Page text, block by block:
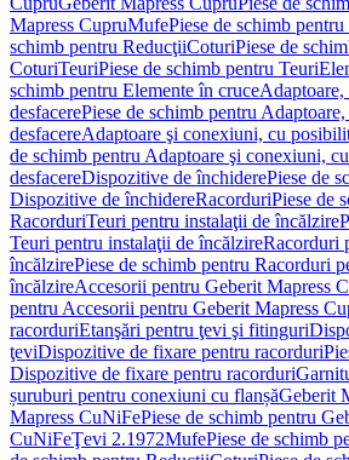
Mapress CupruMufePiese de schimb
schimb pentru ReducţiiCoturiPiese de
CoturiTeuriPiese de schimb pentru Teuri
schimb pentru Elemente în cruce
desfacerePiese de schimb pentru
desfacereAdaptoare şi conexiuni, cu
de schimb pentru Adaptoare şi conexiuni,
desfacereDispozitive de închiderePiese de
Dispozitive de închidereRacorduriPiese de
RacorduriTeuri pentru instalaţii de încălzire
Teuri pentru instalaţii de încălzireRacorduri
încălzirePiese de schimb pentru Racorduri
încălzireAccesorii pentru Geberit Mapress
pentru Accesorii pentru Geberit Mapress
racorduriEtanşări pentru ţevi şi fitinguri
ţeviDispozitive de fixare pentru racorduri
Dispozitive de fixare pentru racorduri
șuruburi pentru conexiuni cu flanșăGeberit
Mapress CuNiFePiese de schimb pentru
CuNiFeŢevi 2.1972MufePiese de schimb